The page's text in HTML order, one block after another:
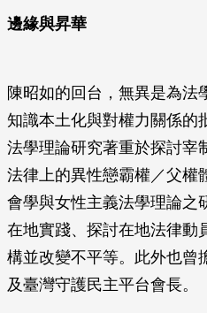
邊緣與昇華
陳昭如的回台，無異是為法
知識本土化與對權力關係的
法學理論研究著重於探討宰
法律上的異性戀霸權／父權
會學與女性主義法學理論之
在地實踐、探討在地法律動
構並改變不平等。此外也曾
及臺灣守護民主平台會長。